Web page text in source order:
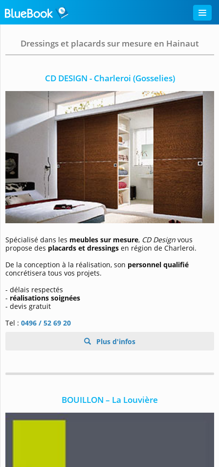
Dressings et placards sur mesure en Hainaut
CD DESIGN - Charleroi (Gosselies)
Spécialisé dans les meubles sur mesure, CD Design vous
propose des placards et dressings en région de Charleroi.
De la conception à la réalisation, son personnel qualifié
concrétisera tous vos projets.
- délais respectés
- réalisations soignées
- devis gratuit
Tel : 0496 / 52 69 20
Plus d'infos
BOUILLON – La Louvière